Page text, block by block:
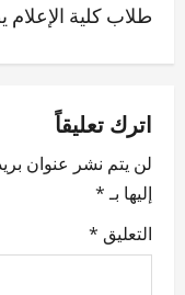
n
v
i
g
a
طلاب كلية الإعلام
اترك تعليقاً
لن يتم نشر عنوان
إليها بـ*
التعليق *